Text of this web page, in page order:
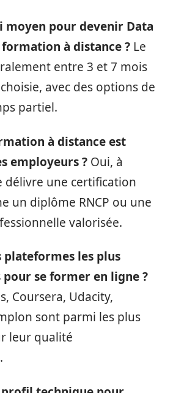
moyen pour devenir Data
à distance ? Le
entre 3 et 7 mois
avec des options de
partiel.
à distance est
employeurs ? Oui, à
délivre une certification
un diplôme RNCP ou une
valorisée.
plateformes les plus
se former en ligne ?
Coursera, Udacity,
sont parmi les plus
leur qualité